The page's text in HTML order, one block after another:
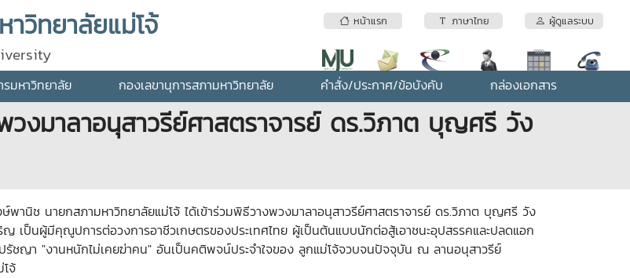
หน้าแรก ภาษาไทย ผู้ดูแลระบบ
วิทยาลัยแม่โจ้
มหาวิทยาลัย กองเลขานุการสภามหาวิทยาลัย คำสั่ง/ประกาศ/ข้อบังคับ กล่องเอกสาร
งมาลาอนุสาวรีย์ศาสตราจารย์ ดร.วิภาต บุญศรี วัง
ายกสภามหาวิทยาลัยแม่โจ้ ได้เข้าร่วมพิธีวางพวงมาลาอนุสาวรีย์ศาสตราจารย์ ดร.วิภาต บุญศรี วัง
เป็นผู้มีคุณูปการต่อวงการอาชีวเกษตรของประเทศไทย ผู้เป็นต้นแบบนักต่อสู้เอาชนะอุปสรรคและปลดแอก
ชญา "งานหนักไม่เคยฆ่าคน" อันเป็นคติพจน์ประจำใจของ ลูกแม่โจ้จวบจนปัจจุบัน ณ ลานอนุสาวรีย์
จ้